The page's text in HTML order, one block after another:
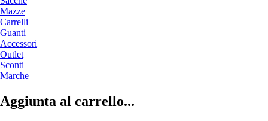
Mazze
Carrelli
Guanti
Accessori
Outlet
Sconti
Marche
Aggiunta al carrello...